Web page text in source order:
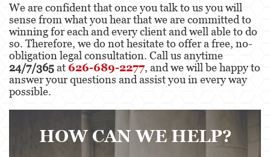
We are confident that once you talk to us you will
sense from what you hear that we are committed to
winning for each and every client and well able to do
so. Therefore, we do not hesitate to offer a free, no-
obligation legal consultation. Call us anytime
24/7/365at 626-689-2277, and we will be happy to
answer your questions and assist you in every way
possible.
HOW CAN WE HELP?